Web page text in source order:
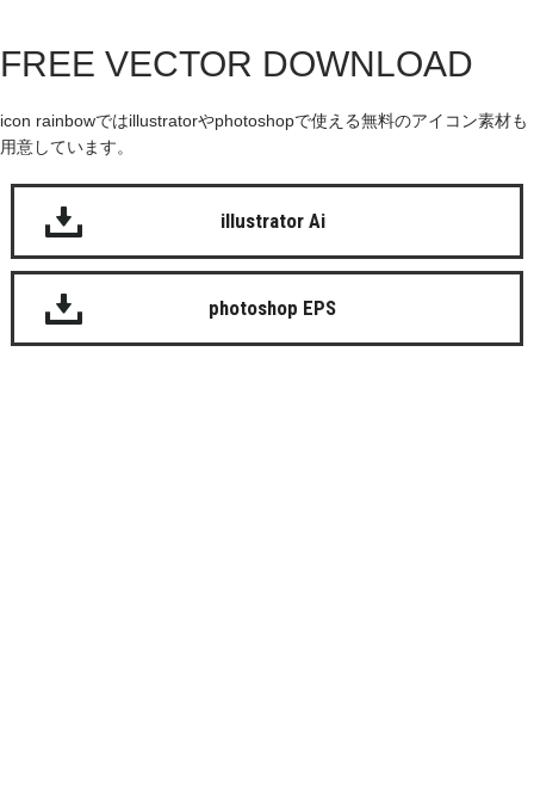
FREE VECTOR DOWNLOAD
icon rainbowではillustratorやphotoshopで使える無料のアイコン素材も
用意しています。
illustrator Ai
photoshop EPS